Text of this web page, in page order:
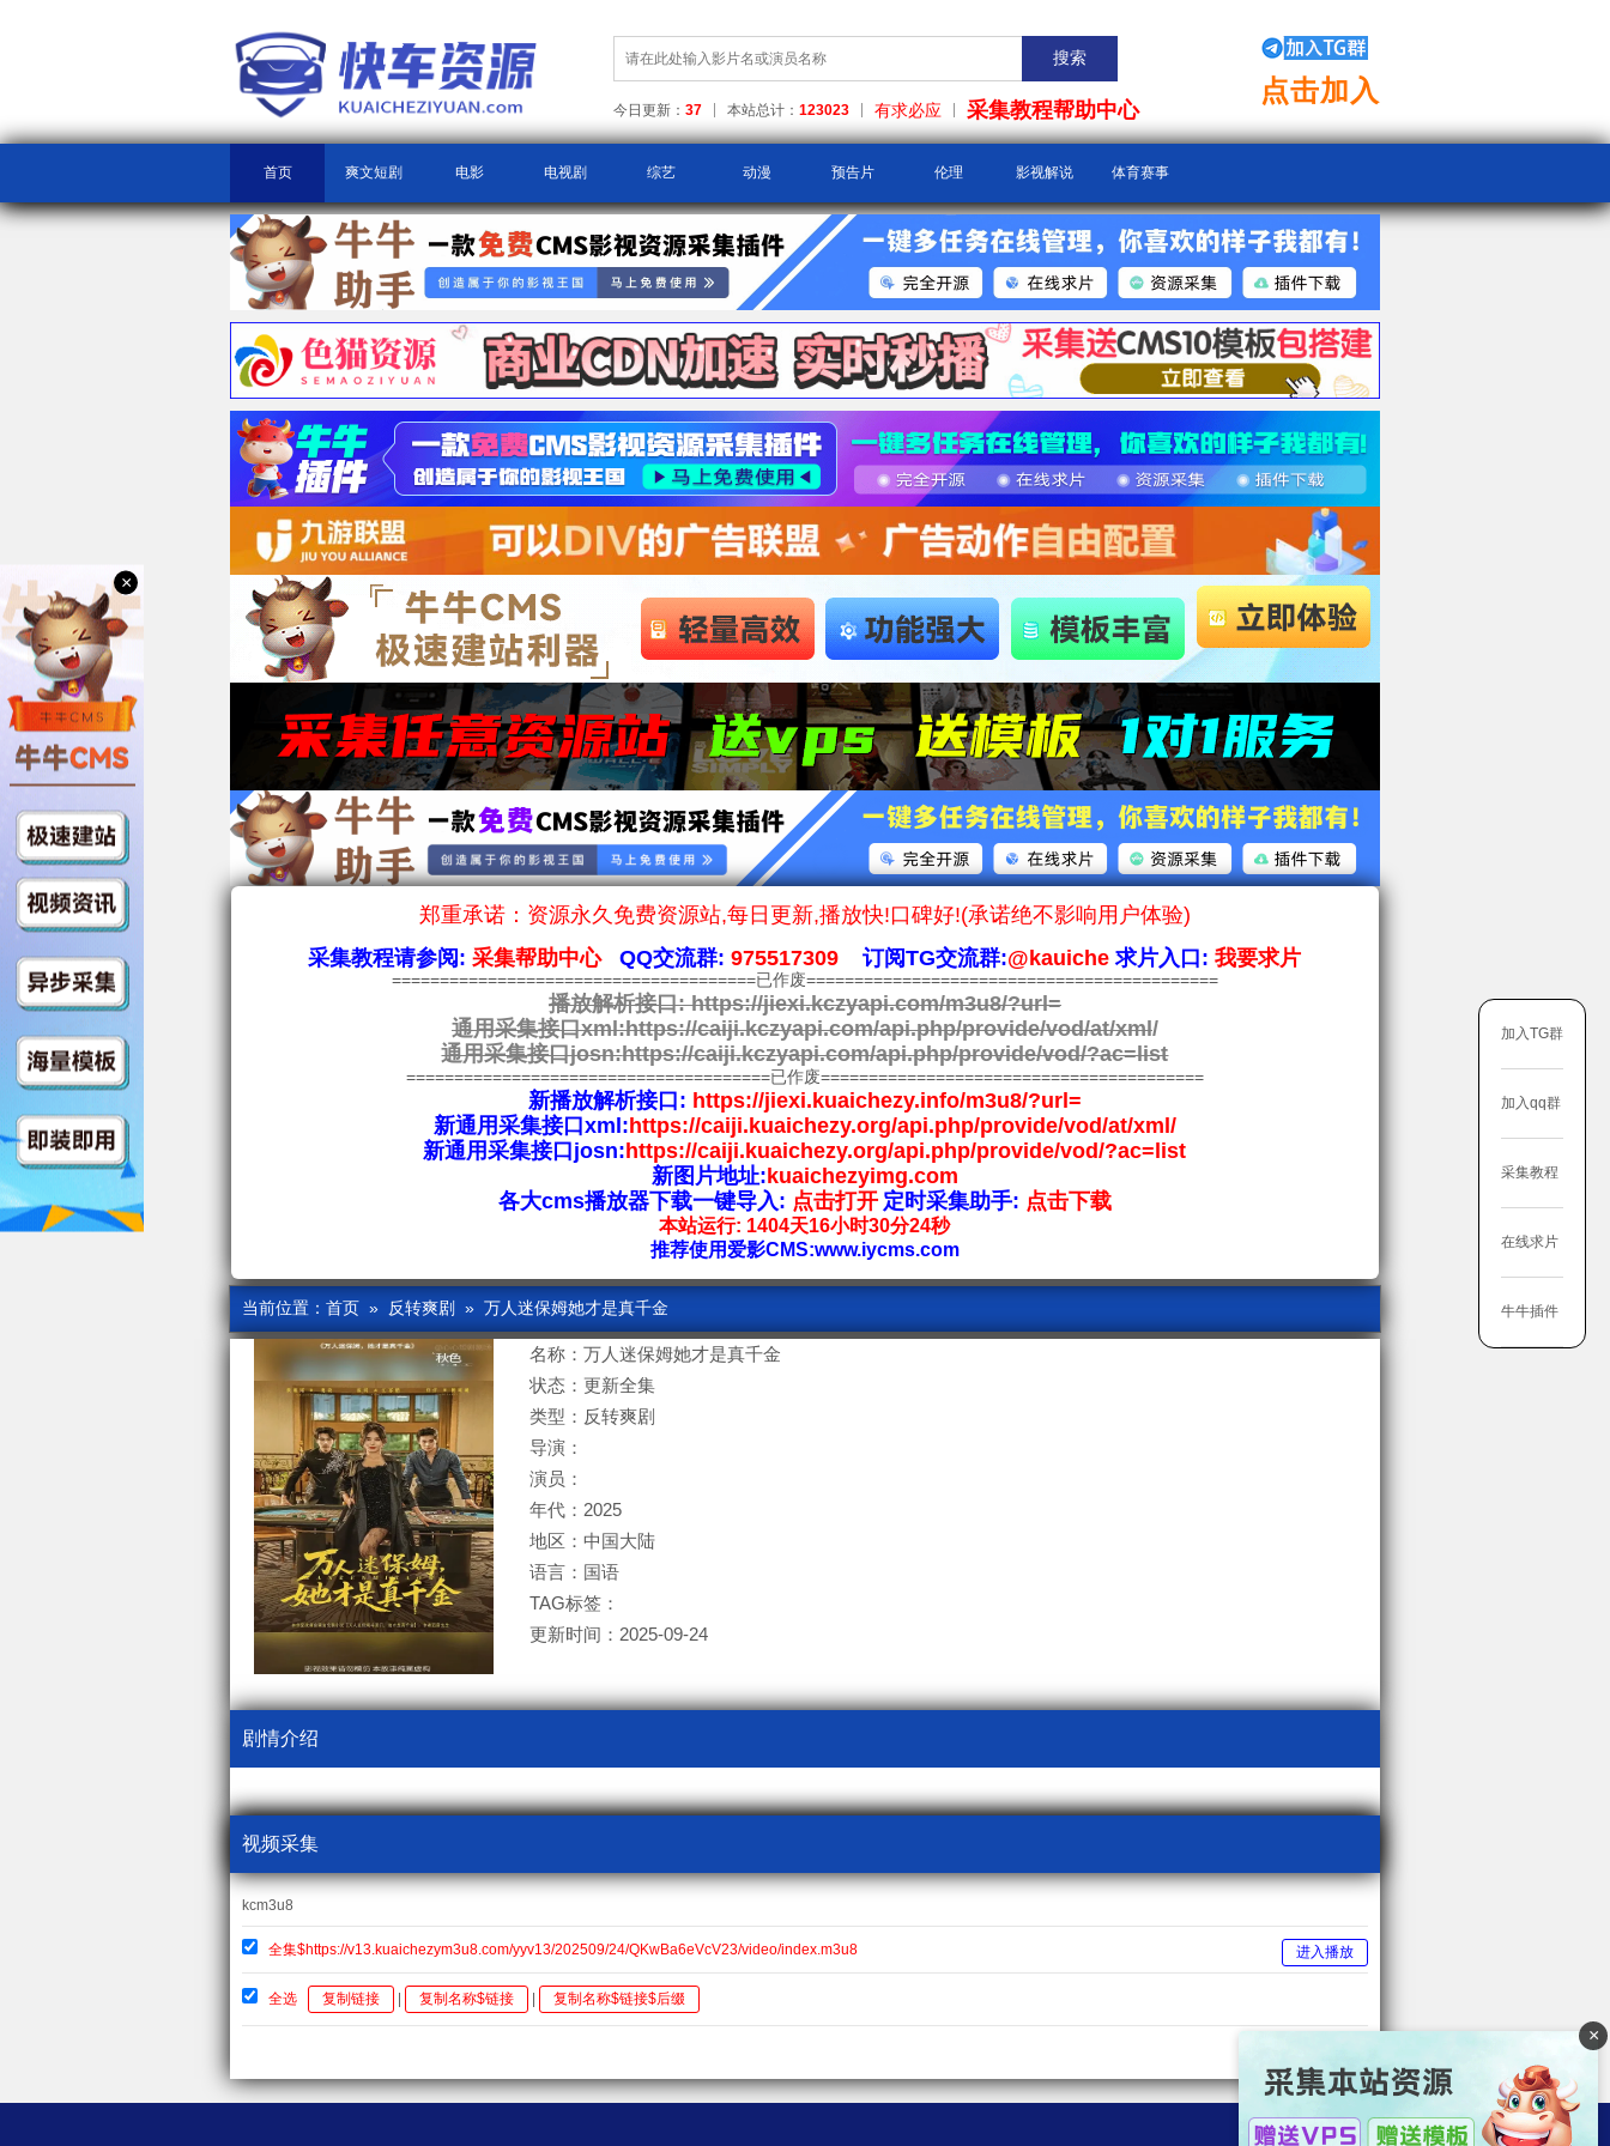
今日更新： 37 本站总计： 123023 有求必应 采集教程帮助中心
点击加入
首页 爽文短剧 电影 电视剧 综艺 动漫 预告片 伦理 影视解说 体育赛事
郑重承诺：资源永久免费资源站,每日更新,播放快!口碑好!(承诺绝不影响用户体验)
采集教程请参阅: 采集帮助中心 QQ交流群: 975517309 订阅TG交流群:@kauiche 求片入口:我要求片
======================================已作废===========================================
播放解析接口:https://jiexi.kczyapi.com/m3u8/?url=
通用采集接口xml:https://caiji.kczyapi.com/api.php/provide/vod/at/xml/
通用采集接口josn:https://caiji.kczyapi.com/api.php/provide/vod/?ac=list
======================================已作废========================================
新播放解析接口: https://jiexi.kuaichezy.info/m3u8/?url=
新通用采集接口xml: https://caiji.kuaichezy.org/api.php/provide/vod/at/xml/
新通用采集接口josn: https://caiji.kuaichezy.org/api.php/provide/vod/?ac=list
新图片地址: kuaichezyimg.com
各大cms播放器下载一键导入: 点击打开 定时采集助手: 点击下载
本站运行: 1404天16小时30分24秒
推荐使用爱影CMS:www.iycms.com
当前位置： 首页 » 反转爽剧 » 万人迷保姆她才是真千金
名称：万人迷保姆她才是真千金
状态：更新全集
类型：反转爽剧
导演：
演员：
年代：2025
地区：中国大陆
语言：国语
TAG标签：
更新时间：2025-09-24
剧情介绍
视频采集
kcm3u8
全集$https://v13.kuaichezym3u8.com/yyv13/202509/24/QKwBa6eVcV23/video/index.m3u8 进入播放
全选 复制链接 复制名称$链接 复制名称$链接$后缀
加入TG群
加入qq群
采集教程
在线求片
牛牛插件
×
×